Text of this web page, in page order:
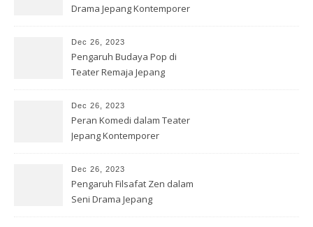
Drama Jepang Kontemporer
Dec 26, 2023
Pengaruh Budaya Pop di
Teater Remaja Jepang
Dec 26, 2023
Peran Komedi dalam Teater
Jepang Kontemporer
Dec 26, 2023
Pengaruh Filsafat Zen dalam
Seni Drama Jepang